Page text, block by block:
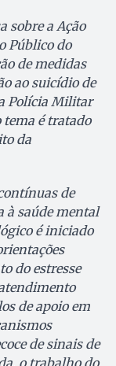
sobre a Ação
Público do
de medidas
ao suicídio de
Polícia Militar
tema é tratado
da
de
à saúde mental
é iniciado
do estresse
de apoio em
de sinais de
o trabalho do